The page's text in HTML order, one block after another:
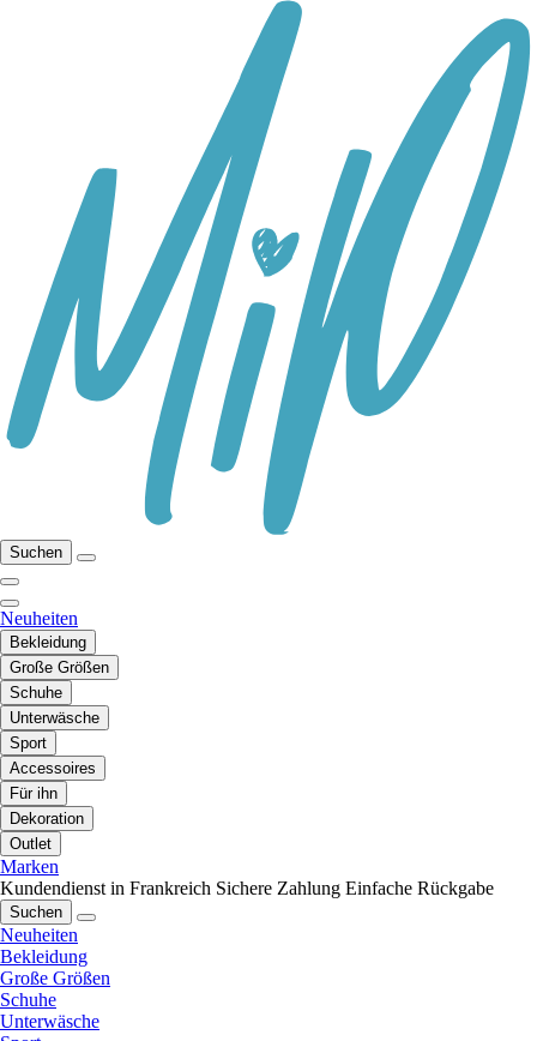
Suchen
Neuheiten
Bekleidung
Große Größen
Schuhe
Unterwäsche
Sport
Accessoires
Für ihn
Dekoration
Outlet
Marken
Kundendienst in Frankreich Sichere Zahlung Einfache Rückgabe
Suchen
Neuheiten
Bekleidung
Große Größen
Schuhe
Unterwäsche